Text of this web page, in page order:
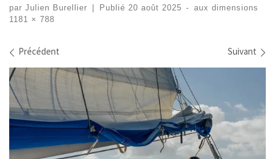
par Julien Burellier Publié 20 août 2025 -
aux dimensions
1181 × 788
Navigation dans les images
Précédent Suivant